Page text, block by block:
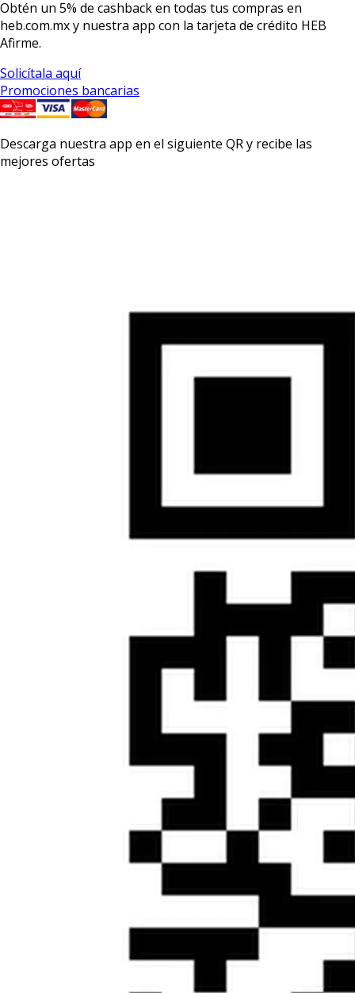
Obtén un 5% de cashbacken todas tus compras en
heb.com.mx y nuestra app con la tarjeta de crédito HEB
Afirme.
Solicítala aquí
Promociones bancarias
Descarga nuestra app en el siguiente QR y recibe las
mejores ofertas